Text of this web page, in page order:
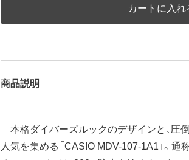
カートに入れ
商品説明
本格ダイバーズルックのデザインと、圧
人気を集める「CASIO MDV-107-1A1」。通